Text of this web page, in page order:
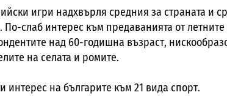
игри надхвърля средния за страната и
По-слаб интерес към предаванията от
над 60-годишна възраст,
на селата и ромите.
интерес на българите към 21 вида спорт.